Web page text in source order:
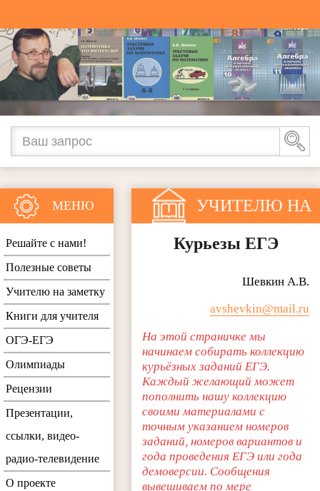
УЧИТЕЛЮ НА
ЗАМЕТКУ
Курьезы ЕГЭ
Шевкин А.В.
avshevkin@mail.ru
На этой страничке мы
начинаем собирать коллекцию
курьёзных заданий ЕГЭ.
Каждый желающий может
пополнить нашу коллекцию
своими материалами с
точным указанием номеров
заданий, номеров вариантов и
года проведения ЕГЭ или года
демоверсии. Сообщения
вывешиваем по мере
МЕНЮ
Решайте с нами!
Полезные советы
Учителю на заметку
Книги для учителя
ОГЭ-ЕГЭ
Олимпиады
Рецензии
Презентации,
ссылки, видео-
радио-телевидение
О проекте